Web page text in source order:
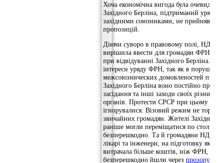
Хоча економічна вигода була
Західного Берліна, підтриманий
західними союзниками, не прийняв
пропозицій.
Діючи суворо в правовому полі, НДР
вирішила ввести для громадян ФРН
при відвідуванні Західного Берліна.
інтереси уряду ФРН, так як в
межсоюзнических домовленостей про
Західного Берліна воно постійно
засідання та інші заходи своїх
органів. Протести СРСР при цьому
ігнорувалися. Візовий режим не
звичайних громадян. Жителі
раніше могли переміщатися по
безперешкодно. Та й громадяни НДР,
лікарі та інженери, на підготовку
витрачала більше коштів, ніж ФРН, як
безперешкодно йшли через прозору